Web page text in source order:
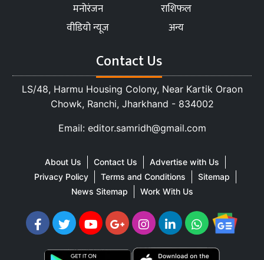
मनोरंजन
राशिफल
वीडियो न्यूज
अन्य
Contact Us
LS/48, Harmu Housing Colony, Near Kartik Oraon
Chowk, Ranchi, Jharkhand - 834002
Email: editor.samridh@gmail.com
About Us Contact Us
Advertise with Us
Privacy Policy
Terms and Conditions
Sitemap
News Sitemap
Work With Us